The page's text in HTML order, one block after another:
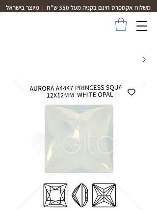
משלוח אקספרס חינם בקניה מעל 350 ש"ח | מיוצר בישראל